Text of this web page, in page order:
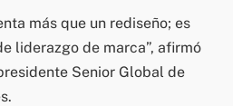
más que un rediseño; es
liderazgo de marca”, afirmó
Senior Global de